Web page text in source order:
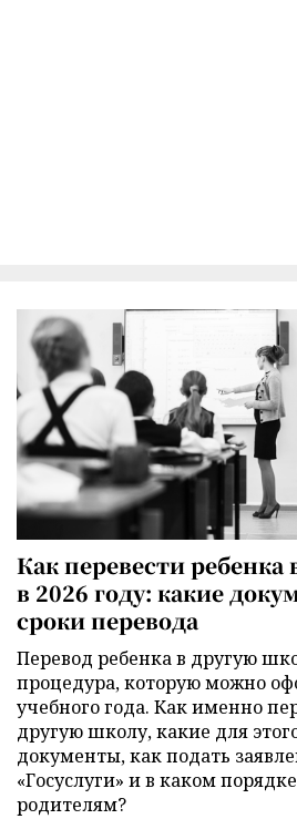
Как перевести
в 2026 году: какие
сроки перевода
Перевод ребенка в другую
процедура, которую можно
учебного года. Как именно
другую школу, какие для
документы, как подать
«Госуслуги» и в каком
родителям?